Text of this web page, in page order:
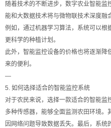
随着技术的不断进步，数字农业智能
能和大数据技术将与微物联技术深度融
例如，通过机器学习算法，系统可以根
更科学的种植计划。
此外，智能监控设备的价格也将逐渐降
来的便利。
—
5. 如何选择适合的智能监控系统
对于农民来说，选择一款适合的智能监
多种传感器，能够全面监测农田环境
因网络问题导致数据丢失。最后，系